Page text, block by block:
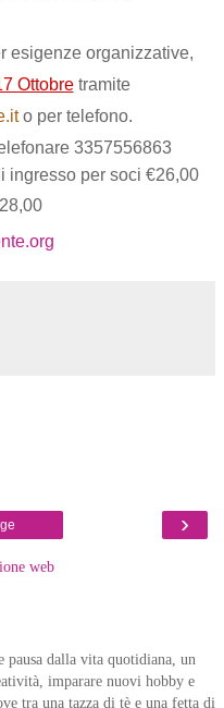
esigenze organizzative,
Ottobretramite
o per telefono.
3357556863
ingresso per soci €26,00
›
web
dalla vita quotidiana, un
imparare nuovi hobby e
tra una tazza di tè e una fetta di